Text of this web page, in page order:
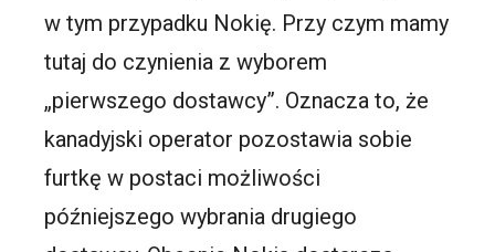
w tym przypadku Nokię. Przy czym mamy
tutaj do czynienia z wyborem
„pierwszego dostawcy”. Oznacza to, że
kanadyjski operator pozostawia sobie
furtkę w postaci możliwości
późniejszego wybrania drugiego